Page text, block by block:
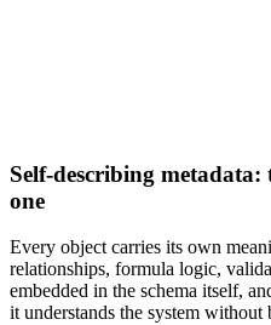
Self-describing
one
Every object carries its own
relationships, formula logic,
embedded in the schema itself,
it understands the system without